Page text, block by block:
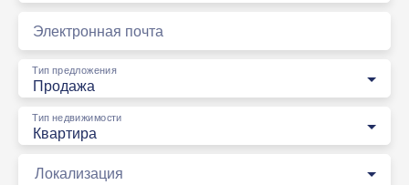
Электронная почта
Продажа
Тип предложения
Квартира
Тип недвижимости
Локализация